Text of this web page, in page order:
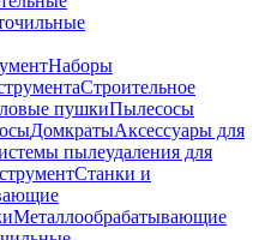
Наборы
Строительное
пушкиПылесосы
ДомкратыАксессуары для
пылеудаления для
Станки и
Металлообрабатывающие